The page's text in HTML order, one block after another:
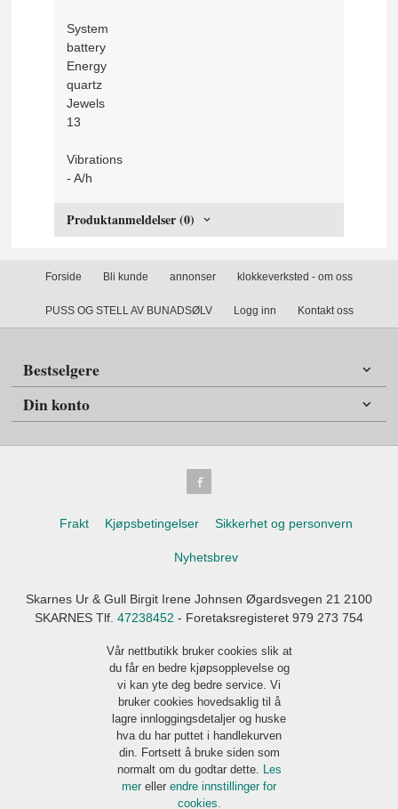
System
battery
Energy
quartz
Jewels
13
Vibrations
- A/h
Produktanmeldelser (0)
Forside Bli kunde annonser klokkeverksted - om oss
PUSS OG STELL AV BUNADSØLV Logg inn Kontakt oss
Bestselgere
Din konto
Frakt Kjøpsbetingelser Sikkerhet og personvern
Nyhetsbrev
Skarnes Ur & Gull Birgit Irene Johnsen Øgardsvegen 21 2100
SKARNES Tlf. 47238452 - Foretaksregisteret 979 273 754
Vår nettbutikk bruker cookies slik at
du får en bedre kjøpsopplevelse og
vi kan yte deg bedre service. Vi
bruker cookies hovedsaklig til å
lagre innloggingsdetaljer og huske
hva du har puttet i handlekurven
din. Fortsett å bruke siden som
normalt om du godtar dette. Les
mer eller endre innstillinger for
cookies.